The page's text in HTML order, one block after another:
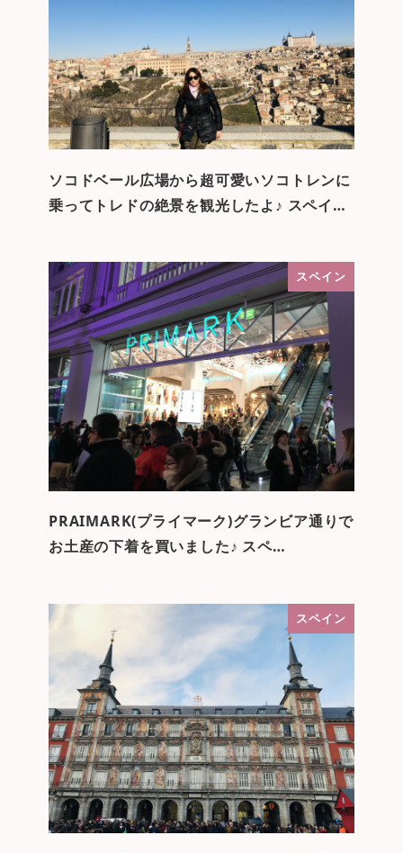
ソコドベール広場から超可愛いソコトレンに
乗ってトレドの絶景を観光したよ♪ スペイ…
スペイン
PRAIMARK(プライマーク)グランビア通りで
お土産の下着を買いました♪ スペ…
スペイン